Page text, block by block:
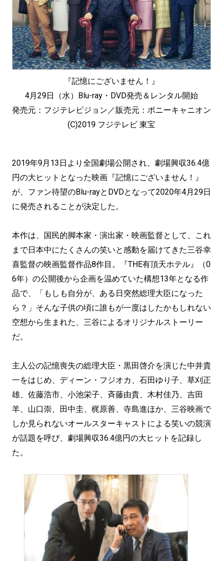
『記憶にございません！』
4月29日（水）Blu-ray・DVD発売＆レンタル開始
発売元：フジテレビジョン／販売元：ポニーキャニオン
(C)2019 フジテレビ 東宝
2019年9月13日より全国劇場公開され、劇場興収36.4億
円の大ヒットとなった映画『記憶にございません！』
が、ファン待望のBlu-rayとDVDとなって2020年4月29日
に発売されることが決定した。
本作は、国民的脚本家・演出家・映画監督として、これ
まで日本中にたくさんの笑いと感動を届けてきた三谷幸
喜監督の映画監督作品8作目。『THE有頂天ホテル』（0
6年）の公開後から企画を温めていた構想13年となる作
品で、「もしも自分が、ある日突然総理大臣になった
ら？」そんな子供の頃に誰もが一度はしたかもしれない
空想から生まれた、三谷によるオリジナルストーリー
だ。
主人公の記憶喪失の総理大臣・黒田啓介を演じた中井貴
一をはじめ、ディーン・フジオカ、石田ゆり子、草刈正
雄、佐藤浩市、小池栄子、斉藤由貴、木村佳乃、吉田
羊、山口崇、田中圭、梶原善、寺島進ほか、三谷映画で
しか見られないオールスターキャストによる笑いの競演
が話題を呼び、劇場興収36.4億円の大ヒットを記録し
た。